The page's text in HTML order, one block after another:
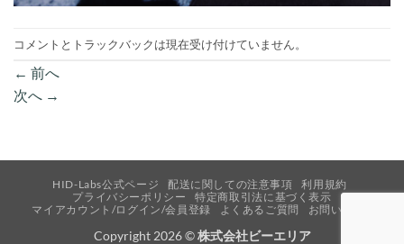
コメントとトラックバックは現在受け付けていません。
← 前へ
次へ →
HID-Labs公式ページ 配送に関しての注意事項
利用規約
プライバシーポリシー
特定商取引法に基づく表示
マイアカウント/ログイン/会員登録
よくあるご質問 お問い合わせ
Copyright 2026 ©株式会社ビーエリア